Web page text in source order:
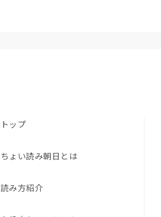
トップ
ちょい読み朝日とは
読み方紹介